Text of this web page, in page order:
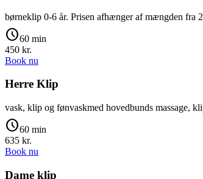
børneklip 0-6 år. Prisen afhænger af mængden fra
schedule60 min
450 kr.
Book nu
Herre Klip
vask, klip og fønvaskmed hovedbunds massage,
schedule60 min
635 kr.
Book nu
Dame klip